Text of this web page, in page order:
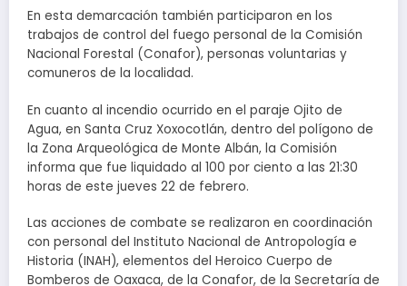
En esta demarcación también participaron en los
trabajos de control del fuego personal de la Comisión
Nacional Forestal (Conafor), personas voluntarias y
comuneros de la localidad.
En cuanto al incendio ocurrido en el paraje Ojito de
Agua, en Santa Cruz Xoxocotlán, dentro del polígono de
la Zona Arqueológica de Monte Albán, la Comisión
informa que fue liquidado al 100 por ciento a las 21:30
horas de este jueves 22 de febrero.
Las acciones de combate se realizaron en coordinación
con personal del Instituto Nacional de Antropología e
Historia (INAH), elementos del Heroico Cuerpo de
Bomberos de Oaxaca, de la Conafor, de la Secretaría de